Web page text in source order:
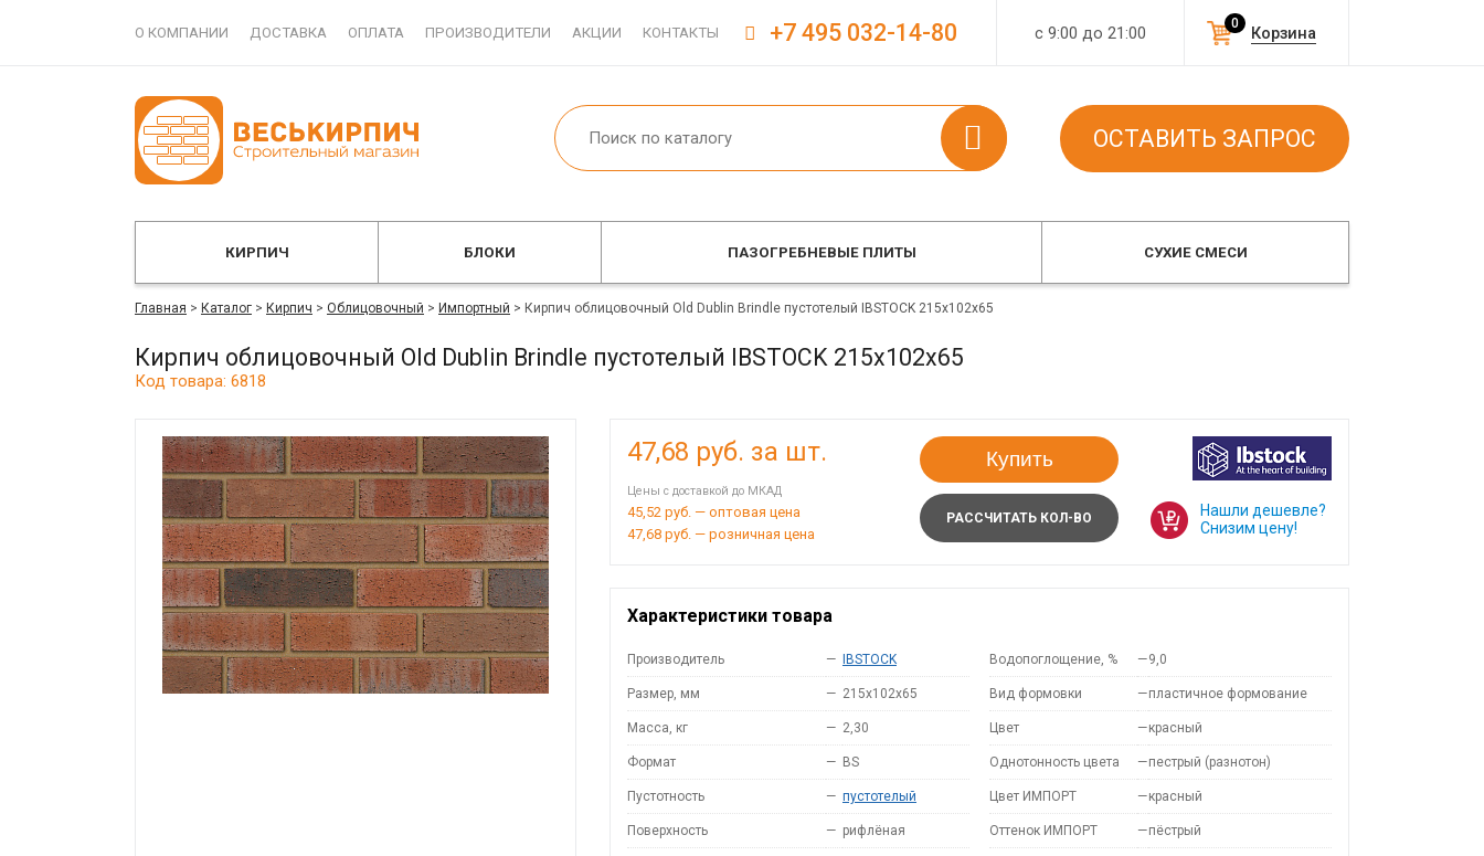
О КОМПАНИИ ДОСТАВКА ОПЛАТА ПРОИЗВОДИТЕЛИ АКЦИИ КОНТАКТЫ с 9:00 до 21:00 Корзина
0
+7 495 032-14-80
ОСТАВИТЬ ЗАПРОС
КИРПИЧ БЛОКИ ПАЗОГРЕБНЕВЫЕ ПЛИТЫ СУХИЕ СМЕСИ
Главная > Каталог > Кирпич > Облицовочный > Импортный > Кирпич облицовочный Old Dublin Brindle пустотелый IBSTOCK 215x102x65
Кирпич облицовочный Old Dublin Brindle пустотелый IBSTOCK 215x102x65
Код товара: 6818
47,68 руб. за шт.
Цены с доставкой до МКАД
45,52 руб. — оптовая цена
47,68 руб. — розничная цена
Купить
РАССЧИТАТЬ КОЛ-ВО
Нашли дешевле?
Снизим цену!
Характеристики товара
Производитель — IBSTOCK
Размер, мм — 215x102x65
Масса, кг — 2,30
Формат — BS
Пустотность — пустотелый
Поверхность — рифлёная
Водопоглощение, % —9,0
Вид формовки —пластичное формование
Цвет —красный
Однотонность цвета —пестрый (разнотон)
Цвет ИМПОРТ —красный
Оттенок ИМПОРТ —пёстрый